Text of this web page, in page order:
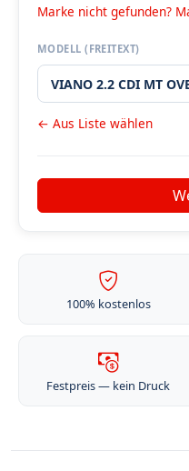
Marke nicht gefunden?
MODELL (FREITEXT)
← Aus Liste wählen
100% kostenlos
Festpreis — kein Druck